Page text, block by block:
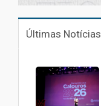
Últimas Notícias